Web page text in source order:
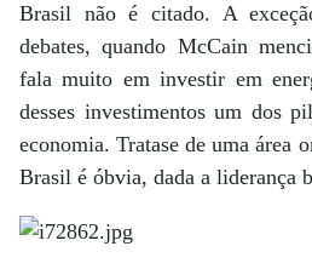
Brasil não é citado. A
debates, quando McCain
fala muito em investir em
desses investimentos um dos
economia. Tratase de uma área
Brasil é óbvia, dada a liderança